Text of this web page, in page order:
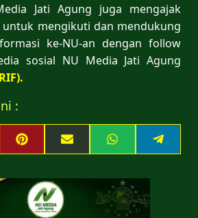
Jati Agung juga mengajak
mengikuti dan mendukung
ke-NU-an dengan follow
sosial NU Media Jati Agung
: